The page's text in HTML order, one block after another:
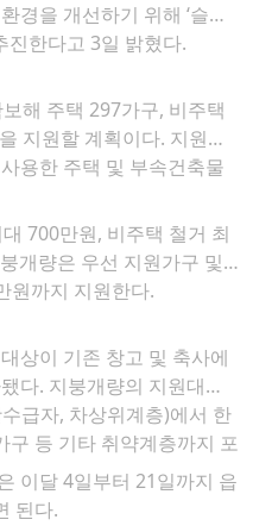
경을 개선하기 위해 ‘슬레
진한다고 3일 밝혔다.
해 주택 297가구, 비주택
지원할 계획이다. 지원대
용한 주택 및 부속건축물
700만원, 비주택 철거 최
개량은 우선 지원가구 및
원까지 지원한다.
상이 기존 창고 및 축사에
다. 지붕개량의 지원대상
급자, 차상위계층)에서 한
구 등 기타 취약계층까지 포
이달 4일부터 21일까지 읍
된다.